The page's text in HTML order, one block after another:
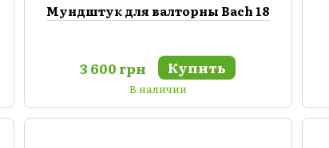
Мундштук для валторны Bach 18
3 600 грн Купить
В наличии